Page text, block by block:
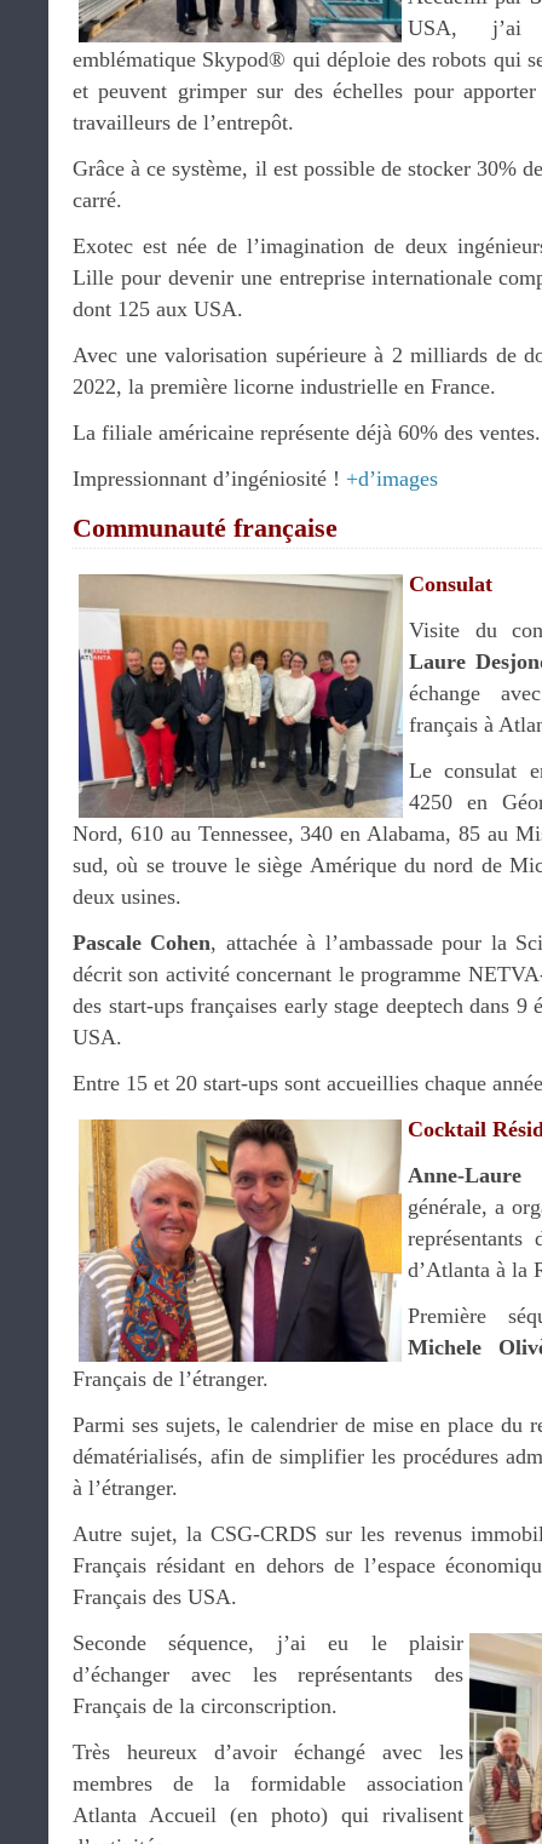
USA, j’ai
emblématique Skypod®️ qui déploie des robots qui
et peuvent grimper sur des échelles pour
travailleurs de l’entrepôt.
Grâce à ce système, il est possible de stocker 30%
carré.
Exotec est née de l’imagination de deux
Lille pour devenir une entreprise internationale
dont 125 aux USA.
Avec une valorisation supérieure à 2 milliards de
2022, la première licorne industrielle en France.
La filiale américaine représente déjà 60% des ventes.
Impressionnant d’ingéniosité ! +d’images
Communauté française
Consulat
Visite du
Laure
échange
français à
Le consulat
4250 en
Nord, 610 au Tennessee, 340 en Alabama, 85 au
sud, où se trouve le siège Amérique du nord de
deux usines.
Pascale Cohen, attachée à l’ambassade pour la
décrit son activité concernant le programme
des start-ups françaises early stage deeptech dans 9
USA.
Entre 15 et 20 start-ups sont accueillies chaque
Cocktail
Anne-Laure
générale, a
représentants
d’Atlanta à la
Première
Michele
Français de l’étranger.
Parmi ses sujets, le calendrier de mise en place du
dématérialisés, afin de simplifier les procédures
à l’étranger.
Autre sujet, la CSG-CRDS sur les revenus
Français résidant en dehors de l’espace
Français des USA.
Seconde séquence, j’ai eu le plaisir
d’échanger avec les représentants des
Français de la circonscription.
Très heureux d’avoir échangé avec les
membres de la formidable association
Atlanta Accueil (en photo) qui rivalisent